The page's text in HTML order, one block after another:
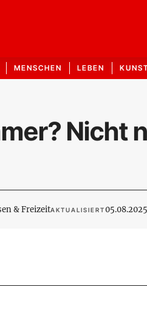
MENSCHEN LEBEN
Nicht
& FreizeitAKTUALISIERT05.08.2025